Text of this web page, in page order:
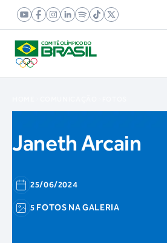
Janeth Arcain
25/06/2024
5 FOTOS NA GALERIA